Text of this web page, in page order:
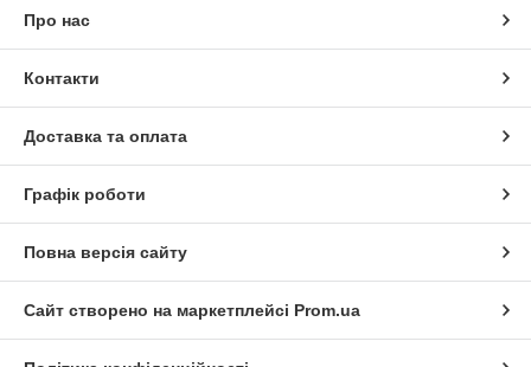
Про нас
Контакти
Доставка та оплата
Графік роботи
Повна версія сайту
Сайт створено на маркетплейсі Prom.ua